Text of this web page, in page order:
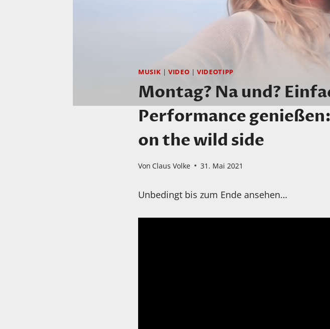
MUSIK |VIDEO |VIDEOTIPP
Montag? Na und?
Performance
on the wild side
Von Claus Volke 31. Mai 2021
Unbedingt bis zum Ende ansehen…